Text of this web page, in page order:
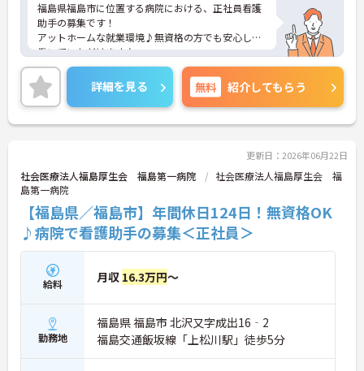
福島県福島市に位置する病院における、正社員看護
助手の募集です！
アットホームな就業環境♪無資格の方でも安心して
働いていただけます♪
ご興味ある方には、面接対策ポイントなど、さらに
詳細をお話しいたしますのでお気軽にご相談くださ
い。
詳細を見る 無料 紹介してもらう
更新日：2026年06月22日
社会医療法人福島厚生会 福島第一病院
社会医療法人福島厚生会 福
島第一病院
【福島県／福島市】年間休日124日！無資格OK
♪病院で看護助手の募集＜正社員＞
給料 月収 16.3万円～
勤務地
福島県 福島市 北沢又字成出16‐2
福島交通飯坂線「上松川駅」徒歩5分